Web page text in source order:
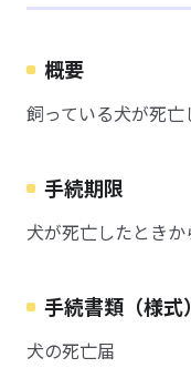
概要
飼っている犬が死亡
手続期限
犬が死亡したとき
手続書類（様式）
犬の死亡届